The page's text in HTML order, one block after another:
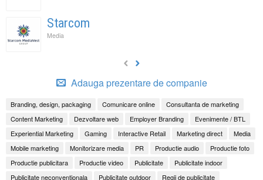
Starcom
Media
Adauga prezentare de companie
Branding, design, packaging Comunicare online
Consultanta de marketing
Content Marketing
Dezvoltare web Employer Branding
Evenimente / BTL
Experiential Marketing
Gaming Interactive Retail Marketing direct
Media
Mobile marketing
Monitorizare media PR Productie audio
Productie foto
Productie publicitara
Productie video Publicitate
Publicitate indoor
Publicitate neconventionala
Publicitate outdoor Regii de publicitate